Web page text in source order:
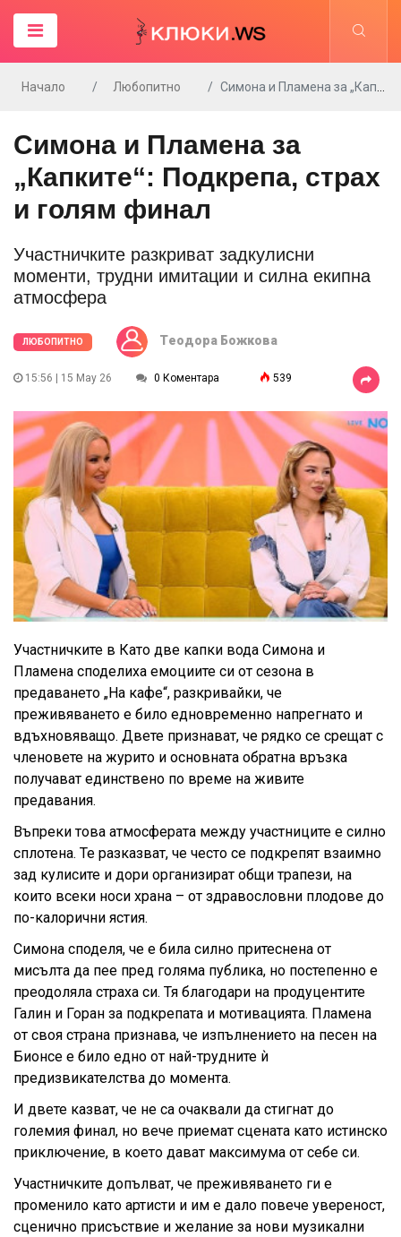
Начало Любопитно Симона и Пламена за „Капките“: Подкрепа, страх и голям финал
Симона и Пламена за
„Капките“: Подкрепа, страх
и голям финал
Участничките разкриват задкулисни
моменти, трудни имитации и силна екипна
атмосфера
ЛЮБОПИТНО Tеодора Божкова
15:56 | 15 May 26 0 Коментара 539
Участничките в Като две капки вода Симона и
Пламена споделиха емоциите си от сезона в
предаването „На кафе“, разкривайки, че
преживяването е било едновременно напрегнато и
вдъхновяващо. Двете признават, че рядко се срещат с
членовете на журито и основната обратна връзка
получават единствено по време на живите
предавания.
Въпреки това атмосферата между участниците е силно
сплотена. Те разказват, че често се подкрепят взаимно
зад кулисите и дори организират общи трапези, на
които всеки носи храна – от здравословни плодове до
по-калорични ястия.
Симона споделя, че е била силно притеснена от
мисълта да пее пред голяма публика, но постепенно е
преодоляла страха си. Тя благодари на продуцентите
Галин и Горан за подкрепата и мотивацията. Пламена
от своя страна признава, че изпълнението на песен на
Бионсе е било едно от най-трудните ѝ
предизвикателства до момента.
И двете казват, че не са очаквали да стигнат до
големия финал, но вече приемат сцената като истинско
приключение, в което дават максимума от себе си.
Участничките допълват, че преживяването ги е
променило като артисти и им е дало повече увереност,
сценично присъствие и желание за нови музикални